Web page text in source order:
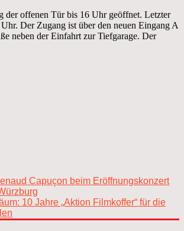
der offenen Tür bis 16 Uhr geöffnet. Letzter
Der Zugang ist über den neuen Eingang A
neben der Einfahrt zur Tiefgarage. Der
Capuçon beim Eröffnungskonzert
10 Jahre „Aktion Filmkoffer“ für die